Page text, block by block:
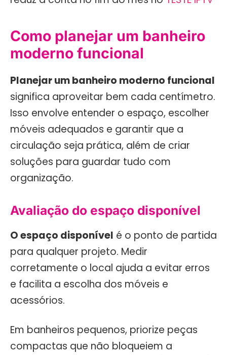
Como planejar um banheiro
moderno funcional
Planejar um banheiro moderno funcional
significa aproveitar bem cada centímetro.
Isso envolve entender o espaço, escolher
móveis adequados e garantir que a
circulação seja prática, além de criar
soluções para guardar tudo com
organização.
Avaliação do espaço disponível
O espaço disponível é o ponto de partida
para qualquer projeto. Medir
corretamente o local ajuda a evitar erros
e facilita a escolha dos móveis e
acessórios.
Em banheiros pequenos, priorize peças
compactas que não bloqueiem a